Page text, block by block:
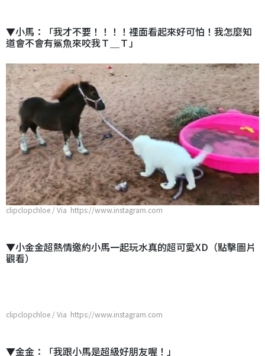
▼小馬：「我才不要！！！！裡面看起來好可怕！我怎麼知
道會不會有鯊魚來咬我Ｔ＿Ｔ」
clipclopchloe / Via https://www.instagram.com
▼小金金超熱情邀約小馬一起玩水真的超可愛XD（點擊圖片
觀看）
clipclopchloe / Via https://www.instagram.com
▼金金：「我跟小馬是超級好朋友喔！」